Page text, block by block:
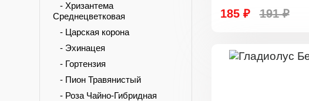
- Хризантема
Среднецветковая
- Царская корона
- Эхинацея
- Гортензия
- Пион Травянистый
- Роза Чайно-Гибридная
185 ₽ 191 ₽